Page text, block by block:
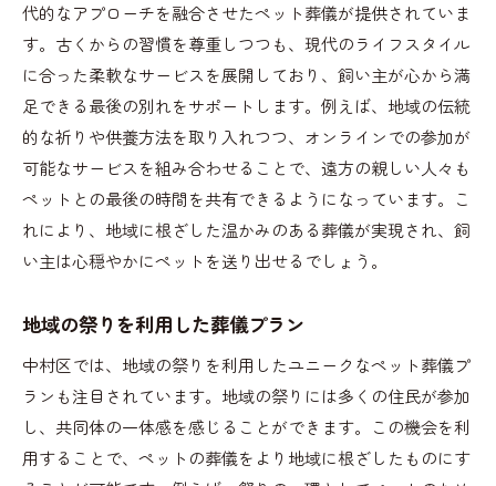
代的なアプローチを融合させたペット葬儀が提供されていま
す。古くからの習慣を尊重しつつも、現代のライフスタイル
に合った柔軟なサービスを展開しており、飼い主が心から満
足できる最後の別れをサポートします。例えば、地域の伝統
的な祈りや供養方法を取り入れつつ、オンラインでの参加が
可能なサービスを組み合わせることで、遠方の親しい人々も
ペットとの最後の時間を共有できるようになっています。こ
れにより、地域に根ざした温かみのある葬儀が実現され、飼
い主は心穏やかにペットを送り出せるでしょう。
地域の祭りを利用した葬儀プラン
中村区では、地域の祭りを利用したユニークなペット葬儀プ
ランも注目されています。地域の祭りには多くの住民が参加
し、共同体の一体感を感じることができます。この機会を利
用することで、ペットの葬儀をより地域に根ざしたものにす